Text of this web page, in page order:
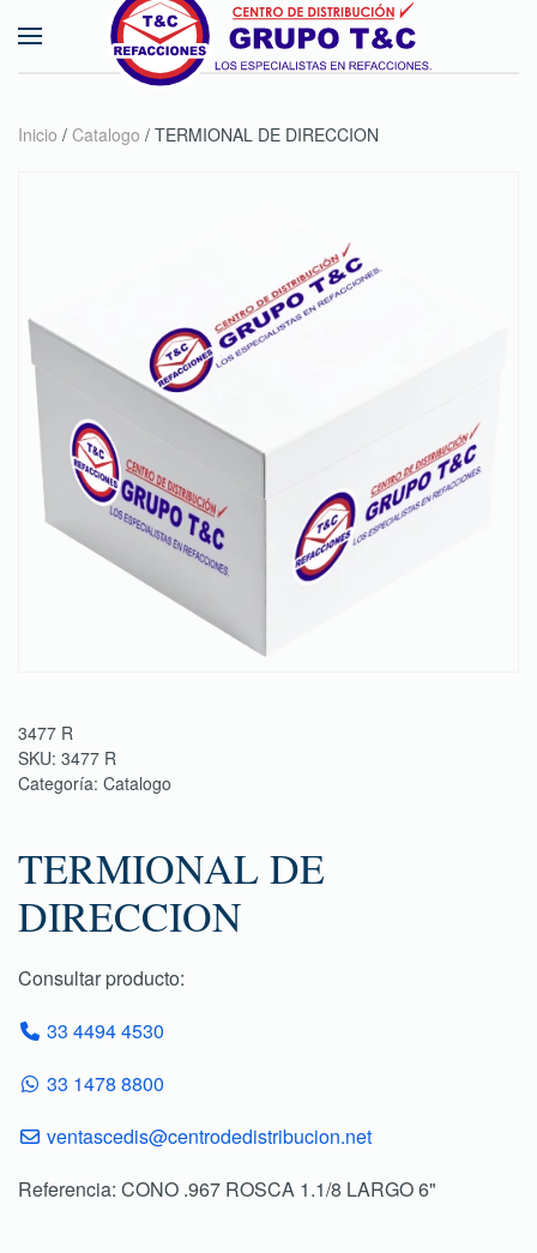
Skip to main content
Inicio / Catalogo / TERMIONAL DE DIRECCION
3477 R
SKU: 3477 R
Categoría: Catalogo
TERMIONAL DE
DIRECCION
Consultar producto:
33 4494 4530
33 1478 8800
ventascedis@centrodedistribucion.net
Referencia: CONO .967 ROSCA 1.1/8 LARGO 6"